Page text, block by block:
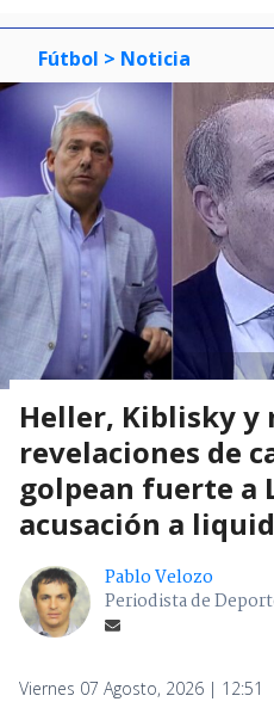
Fútbol > Noticia
Heller, Kiblisky y
revelaciones de
golpean fuerte a
acusación a
Pablo Velozo
Periodista de
Viernes 07 Agosto, 2026 | 12:51